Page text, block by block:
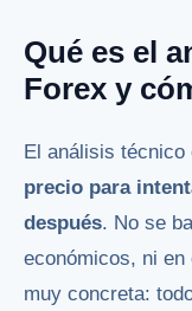
Qué es el
Forex y
El análisis
precio para
después. No se
económicos, ni en
muy concreta: